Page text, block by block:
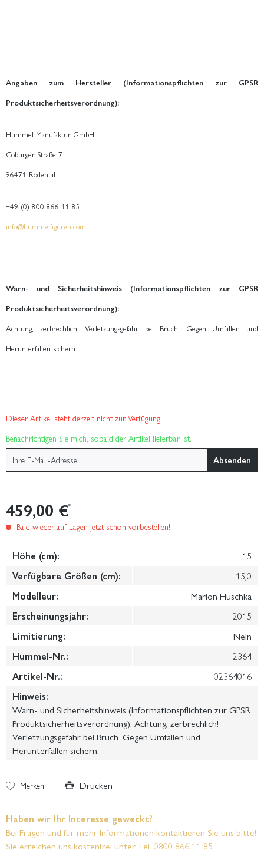
Angaben zum Hersteller (Informationspflichten zur GPSR
Produktsicherheitsverordnung):
Hummel Manufaktur GmbH
Coburger Straße 7
96471 Rödental
+49 (0) 800 866 11 85
info@hummelfiguren.com
Warn- und Sicherheitshinweis (Informationspflichten zur GPSR
Produktsicherheitsverordnung):
Achtung, zerbrechlich! Verletzungsgefahr bei Bruch. Gegen Umfallen und
Herunterfallen sichern.
Dieser Artikel steht derzeit nicht zur Verfügung!
Benachrichtigen Sie mich, sobald der Artikel lieferbar ist.
Absenden
459,00 €*
Bald wieder auf Lager. Jetzt schon vorbestellen!
Höhe (cm):
15
Verfügbare Größen (cm):
15,0
Modelleur:
Marion Huschka
Erscheinungsjahr:
2015
Limitierung:
Nein
Hummel-Nr.:
2364
Artikel-Nr.:
02364016
Hinweis:
Warn- und Sicherheitshinweis (Informationspflichten zur GPSR
Produktsicherheitsverordnung): Achtung, zerbrechlich!
Verletzungsgefahr bei Bruch. Gegen Umfallen und
Herunterfallen sichern.
Merken Drucken
Haben wir Ihr Interesse geweckt?
Bei Fragen und für mehr Informationen kontaktieren Sie uns bitte!
Sie erreichen uns kostenfrei unter Tel. 0800 866 11 85